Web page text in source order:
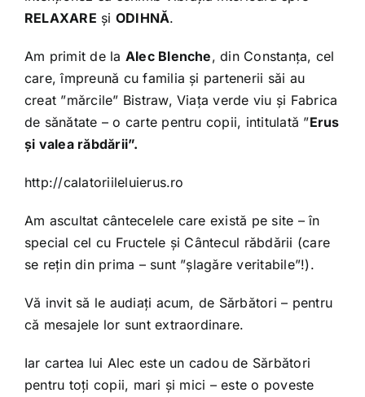
RELAXARE și ODIHNĂ.
Am primit de la Alec Blenche, din Constanța, cel
care, împreună cu familia și partenerii săi au
creat ”mărcile” Bistraw, Viața verde viu și Fabrica
de sănătate – o carte pentru copii, intitulată ”Erus
și valea răbdării”.
http://calatoriileluierus.ro
Am ascultat cântecelele care există pe site – în
special cel cu Fructele și Cântecul răbdării (care
se rețin din prima – sunt ”șlagăre veritabile”!).
Vă invit să le audiați acum, de Sărbători – pentru
că mesajele lor sunt extraordinare.
Iar cartea lui Alec este un cadou de Sărbători
pentru toți copii, mari și mici – este o poveste